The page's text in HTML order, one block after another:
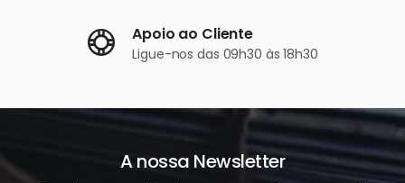
Apoio ao Cliente
Ligue-nos das 09h30 às 18h30
A nossa Newsletter